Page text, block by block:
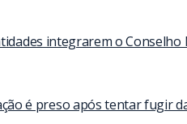
integrarem o Conselho
é preso após tentar fugir